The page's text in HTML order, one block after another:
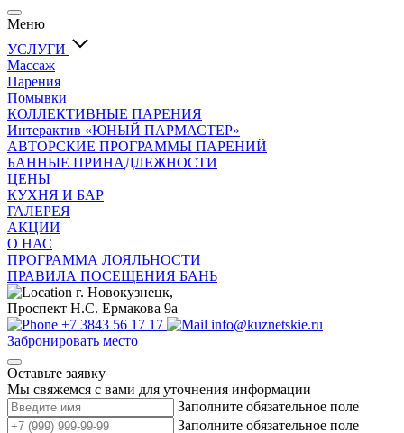
Меню
УСЛУГИ
Массаж
Парения
Помывки
КОЛЛЕКТИВНЫЕ ПАРЕНИЯ
Интерактив «ЮНЫЙ ПАРМАСТЕР»
АВТОРСКИЕ ПРОГРАММЫ ПАРЕНИЙ
БАННЫЕ ПРИНАДЛЕЖНОСТИ
ЦЕНЫ
КУХНЯ И БАР
ГАЛЕРЕЯ
АКЦИИ
О НАС
ПРОГРАММА ЛОЯЛЬНОСТИ
ПРАВИЛА ПОСЕЩЕНИЯ БАНЬ
г. Новокузнецк,
Проспект Н.С. Ермакова 9а
+7 3843 56 17 17
info@kuznetskie.ru
Забронировать место
Оставьте заявку
Мы свяжемся с вами для уточнения информации
Заполните обязательное поле
Заполните обязательное поле